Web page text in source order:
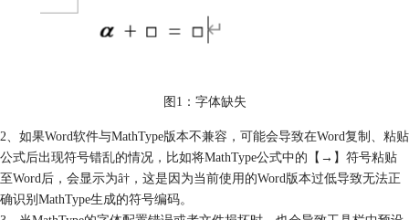
图1：字体缺失
2、如果Word软件与MathType版本不兼容，可能会导致在Word复制、粘贴
公式后出现符号错乱的情况，比如将MathType公式中的【→】符号粘贴
至Word后，会显示为â†，这是因为当前使用的Word版本过低导致无法正
确识别MathType生成的符号编码。